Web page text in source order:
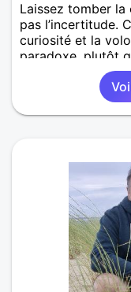
Laissez tomber la
pas l’incertitude.
curiosité et la
paradoxe, plutôt
côtés. Le défi
exactement tels
sans jamais
et de grandir...